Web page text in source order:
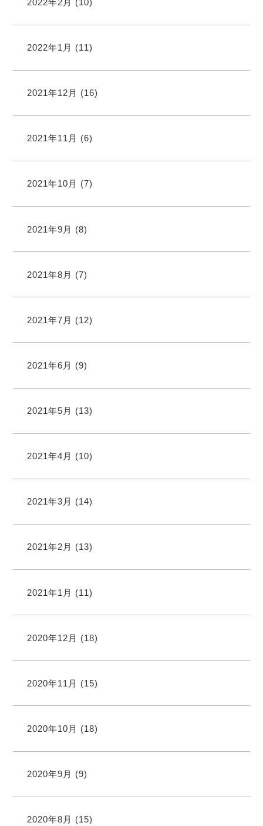
2022年2月 (10)
2022年1月 (11)
2021年12月 (16)
2021年11月 (6)
2021年10月 (7)
2021年9月 (8)
2021年8月 (7)
2021年7月 (12)
2021年6月 (9)
2021年5月 (13)
2021年4月 (10)
2021年3月 (14)
2021年2月 (13)
2021年1月 (11)
2020年12月 (18)
2020年11月 (15)
2020年10月 (18)
2020年9月 (9)
2020年8月 (15)